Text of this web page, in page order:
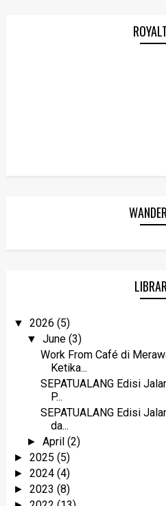
▼ 2026 (5)
▼June(3)
Work From Café di
Ketika...
SEPATUALANG Edisi
P...
SEPATUALANG Edisi
da...
►April(2)
► 2025 (5)
► 2024 (4)
► 2023 (8)